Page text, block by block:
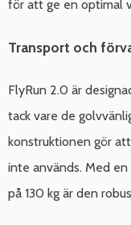
för att ge en optimal
Transport och
FlyRun 2.0 är
tack vare de
konstruktionen gör
inte används. Med
på 130 kg är den